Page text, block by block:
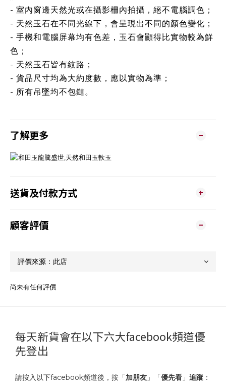
- 室內窗邊天然光或在攝影柵內拍攝，絕不電腦調色；
- 天然玉石在不同光線下，會呈現出不同的顏色變化；
- 手機和電腦屏幕均有色差，玉石會顯得比實物較為鮮
色；
- 天然玉石皆有紋路；
- 貨品尺寸均為大約度數，應以實物為準；
- 所有吊墜均不包鏈。
了解更多
送貨及付款方式
顧客評價
尚未有任何評價
每天新貨會在以下六大facebook頻道優
先登出
請按入以下facebook頻道後，按「加朋友 」「優先看 」 追蹤 ：